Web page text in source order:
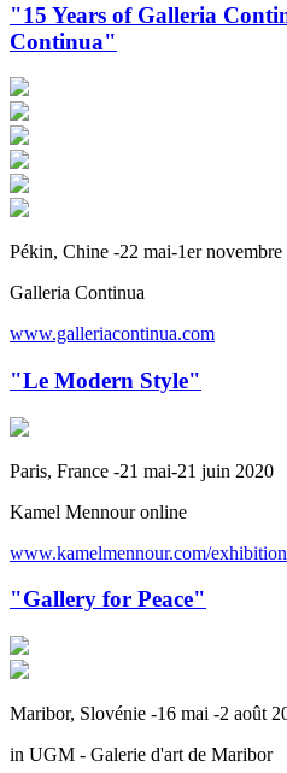
"15 Years of Galleria
Continua"
Pékin, Chine -22 mai-1er novembre
Galleria Continua
www.galleriacontinua.com
"Le Modern Style"
Paris, France -21 mai-21 juin 2020
Kamel Mennour online
www.kamelmennour.com/
"Gallery for Peace"
Maribor, Slovénie -16 mai -2 août
in UGM - Galerie d'art de Maribor